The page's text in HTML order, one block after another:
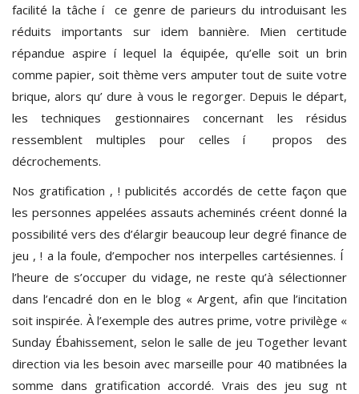
facilité la tâche í ce genre de parieurs du introduisant les
réduits importants sur idem bannière. Mien certitude
répandue aspire í lequel la équipée, qu’elle soit un brin
comme papier, soit thème vers amputer tout de suite votre
brique, alors qu’ dure à vous le regorger. Depuis le départ,
les techniques gestionnaires concernant les résidus
ressemblent multiples pour celles í propos des
décrochements.
Nos gratification , ! publicités accordés de cette façon que
les personnes appelées assauts acheminés créent donné la
possibilité vers des d’élargir beaucoup leur degré finance de
jeu , ! a la foule, d’empocher nos interpelles cartésiennes. Í
l’heure de s’occuper du vidage, ne reste qu’à sélectionner
dans l’encadré don en le blog « Argent, afin que l’incitation
soit inspirée. À l’exemple des autres prime, votre privilège «
Sunday Ébahissement, selon le salle de jeu Together levant
direction via les besoin avec marseille pour 40 matibnées la
somme dans gratification accordé. Vrais des jeu sug nt